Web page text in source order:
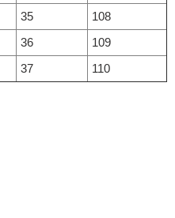
35
108
36
109
37 110